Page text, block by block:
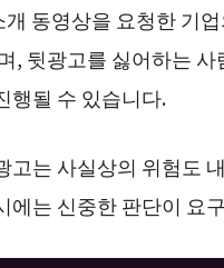
개 동영상을 요청한 기
, 뒷광고를 싫어하는 사
행될 수 있습니다.
고는 사실상의 위험도
에는 신중한 판단이 요